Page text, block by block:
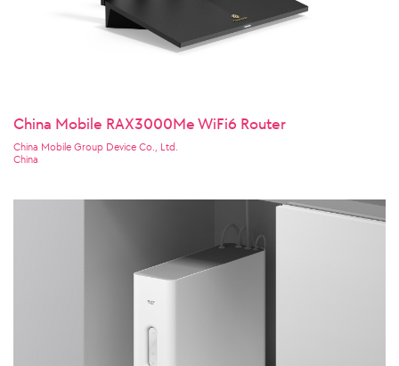
China Mobile RAX3000Me WiFi6 Router
China Mobile Group Device Co., Ltd.
China